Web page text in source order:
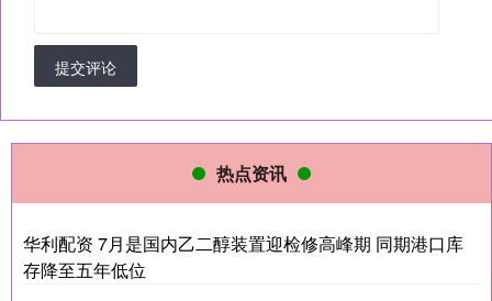
提交评论
热点资讯
华利配资 7月是国内乙二醇装置迎检修高峰期 同期港口库
存降至五年低位